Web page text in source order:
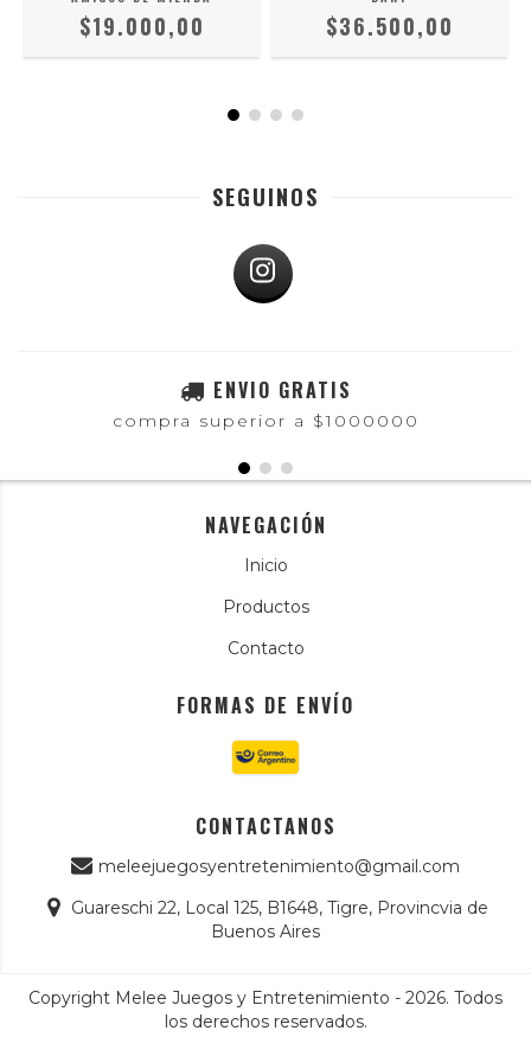
$19.000,00 $36.500,00
SEGUINOS
ENVIO GRATIS
compra superior a $1000000
NAVEGACIÓN
Inicio
Productos
Contacto
FORMAS DE ENVÍO
CONTACTANOS
meleejuegosyentretenimiento@gmail.com
Guareschi 22, Local 125, B1648, Tigre, Provincvia de
Buenos Aires
Copyright Melee Juegos y Entretenimiento - 2026. Todos
los derechos reservados.